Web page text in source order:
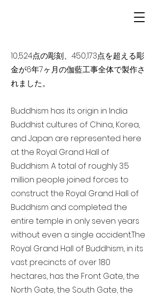
10,524点の彫刻、450,173点を超える彫
金が6年7ヶ月の伽藍工事全体で製作さ
れました。
Buddhism has its origin in India
Buddhist cultures of China, Korea,
and Japan are represented here
at the Royal Grand Hall of
Buddhism. A total of roughly 3.5
million people joined forces to
construct the Royal Grand Hall of
Buddhism and completed the
entire temple in only seven years
without even a single accident. The
Royal Grand Hall of Buddhism, in its
vast precincts of over 180
hectares, has the Front Gate, the
North Gate, the South Gate, the